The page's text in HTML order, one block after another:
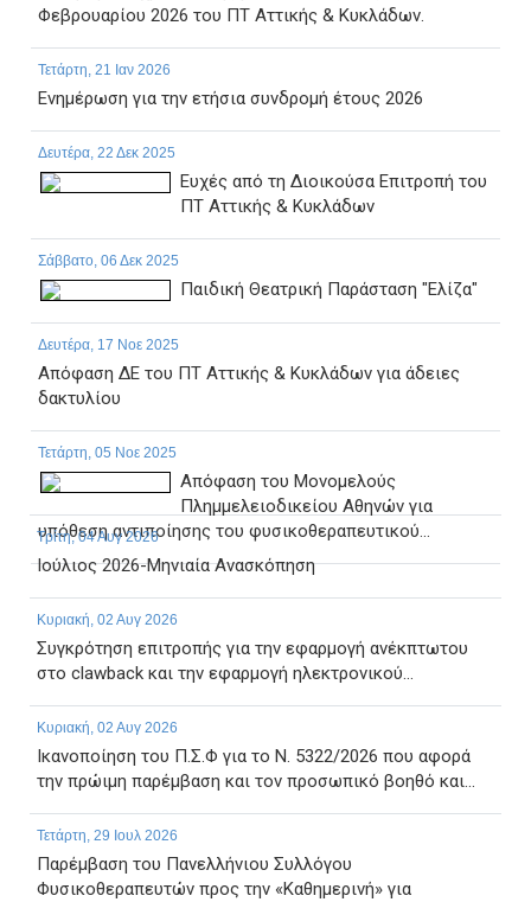
Φεβρουαρίου 2026 του ΠΤ Αττικής & Κυκλάδων.
Τετάρτη, 21 Ιαν 2026
Ενημέρωση για την ετήσια συνδρομή έτους 2026
Δευτέρα, 22 Δεκ 2025
Ευχές από τη Διοικούσα Επιτροπή του
ΠΤ Αττικής & Κυκλάδων
Σάββατο, 06 Δεκ 2025
Παιδική Θεατρική Παράσταση "Ελίζα"
Δευτέρα, 17 Νοε 2025
Απόφαση ΔΕ του ΠΤ Αττικής & Κυκλάδων για άδειες
δακτυλίου
Τετάρτη, 05 Νοε 2025
Απόφαση του Μονομελούς
Πλημμελειοδικείου Αθηνών για
υπόθεση αντιποίησης του φυσικοθεραπευτικού...
Τρίτη, 04 Αυγ 2026
Ιούλιος 2026-Μηνιαία Ανασκόπηση
Κυριακή, 02 Αυγ 2026
Συγκρότηση επιτροπής για την εφαρμογή ανέκπτωτου
στο clawback και την εφαρμογή ηλεκτρονικού...
Κυριακή, 02 Αυγ 2026
Ικανοποίηση του Π.Σ.Φ για το Ν. 5322/2026 που αφορά
την πρώιμη παρέμβαση και τον προσωπικό βοηθό και...
Τετάρτη, 29 Ιουλ 2026
Παρέμβαση του Πανελλήνιου Συλλόγου
Φυσικοθεραπευτών προς την «Καθημερινή» για